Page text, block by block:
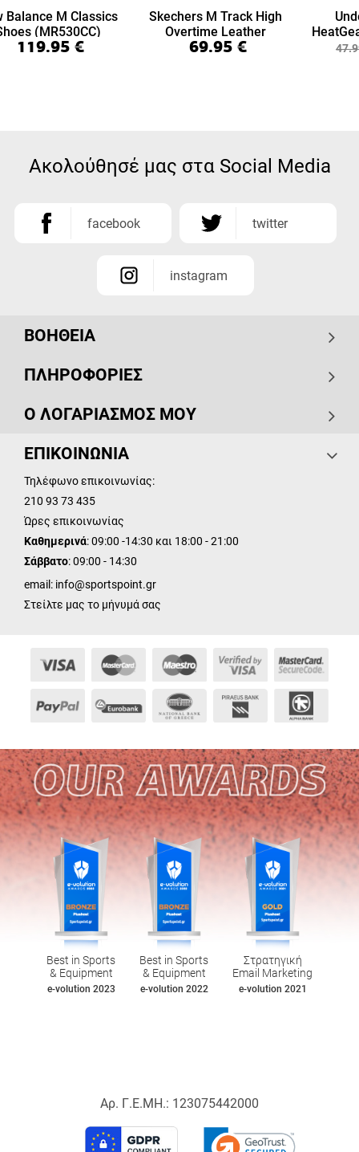
Balance M Classics
(MR530CC)
119.95 €
Skechers M Track High
Overtime Leather
(999894-BBK)
69.95 €
7/8
Ακολούθησέ μας στα Social Media
facebook twitter
instagram
ΒΟΗΘΕΙΑ
ΠΛΗΡΟΦΟΡΙΕΣ
Ο ΛΟΓΑΡΙΑΣΜΟΣ ΜΟΥ
ΕΠΙΚΟΙΝΩΝΙΑ
Τηλέφωνο επικοινωνίας:
210 93 73 435
Ώρες επικοινωνίας
Καθημερινά: 09:00 -14:30 και 18:00 - 21:00
Σάββατο: 09:00 - 14:30
email: info@sportspoint.gr
Στείλτε μας το μήνυμά σας
Best in Sports
& Equipment
e-volution 2023
Best in Sports
& Equipment
e-volution 2022
Στρατηγική
Email Marketing
e-volution 2021
Αρ. Γ.Ε.ΜΗ.: 123075442000